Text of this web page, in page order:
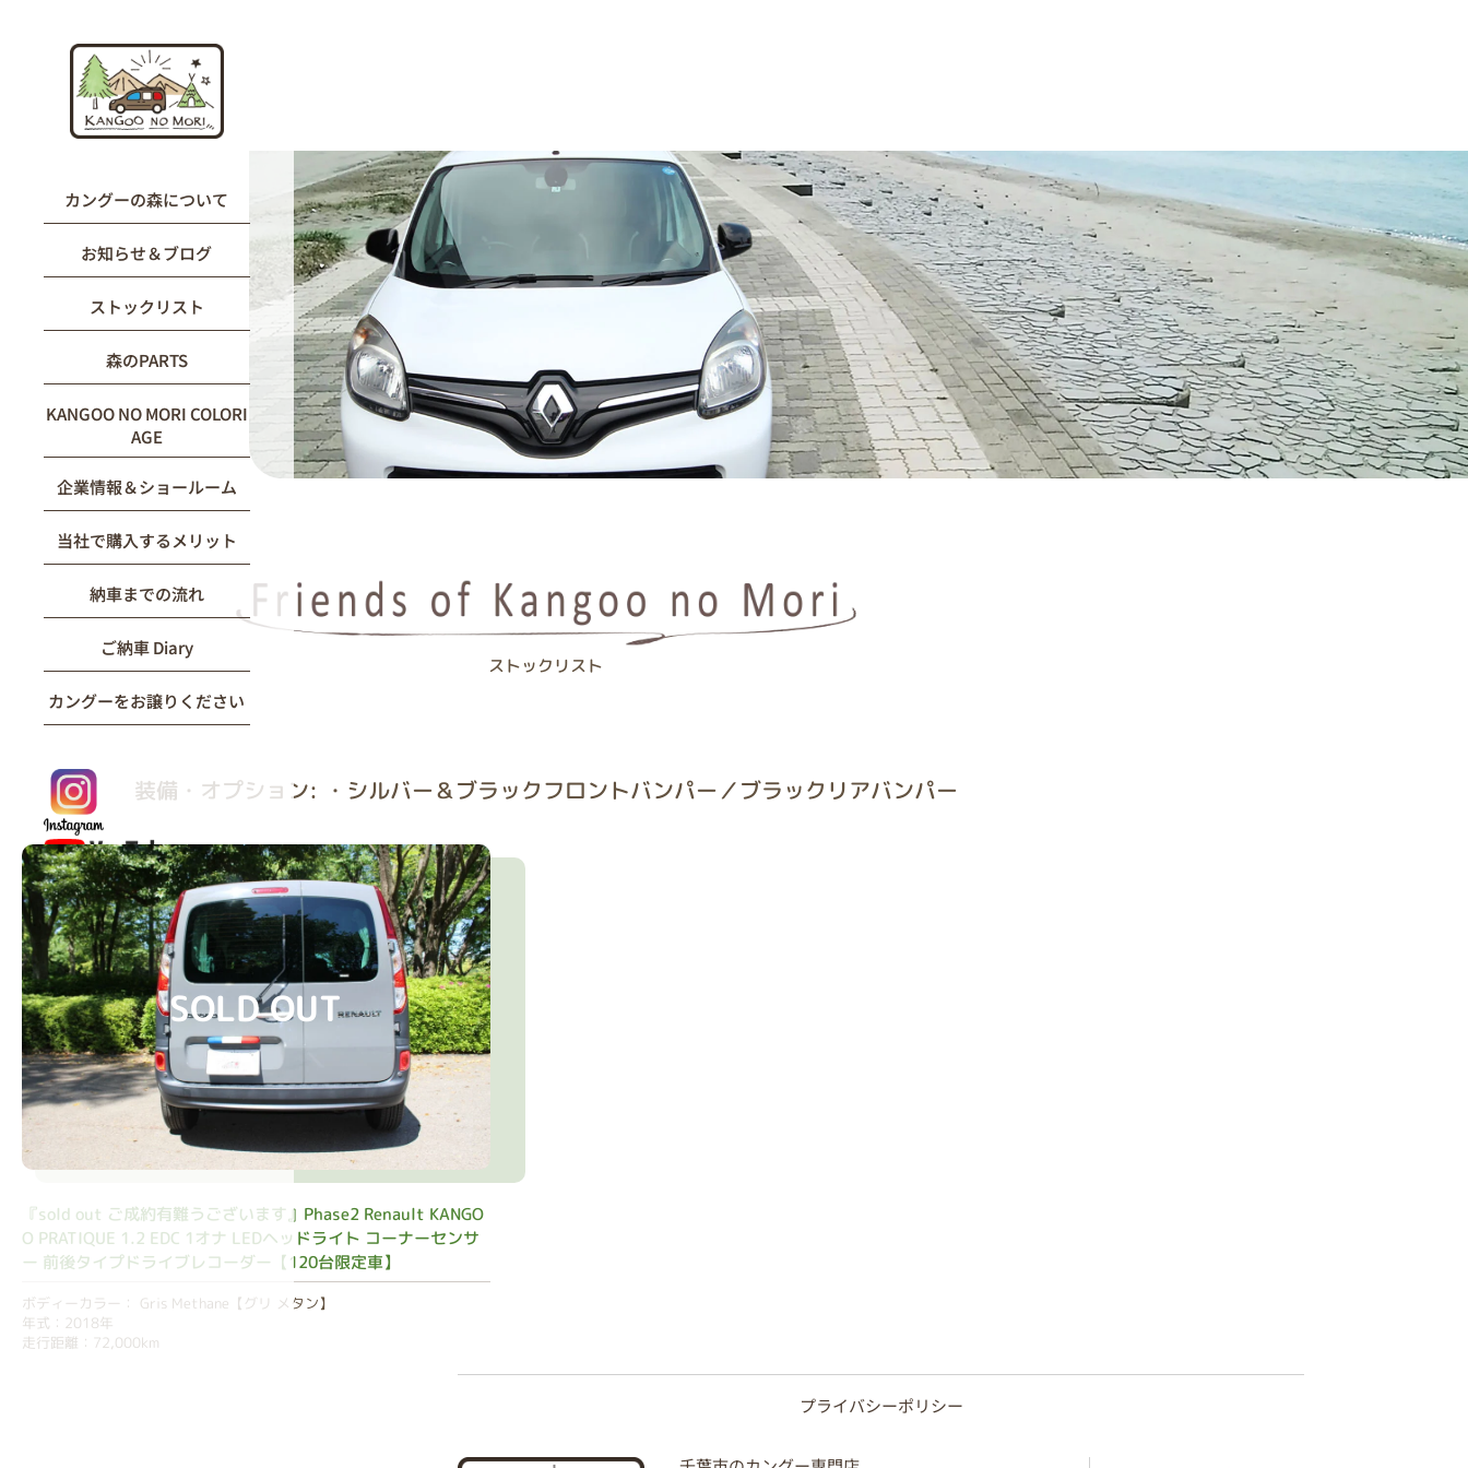
カングーの森について
お知らせ＆ブログ
ストックリスト
森のPARTS
KANGOO NO MORI COLORI
AGE
企業情報＆ショールーム
当社で購入するメリット
納車までの流れ
ご納車 Diary
カングーをお譲りください
ストックリスト
装備・オプション: ・シルバー＆ブラックフロントバンパー／ブラックリアバンパー
SOLD OUT
『sold out ご成約有難うございます』Phase2 Renault KANGO
O PRATIQUE 1.2 EDC 1オナ LEDヘッドライト コーナーセンサ
ー 前後タイプドライブレコーダー【120台限定車】
ボディーカラー： Gris Methane【グリ メタン】
年式：2018年
走行距離：72,000km
プライバシーポリシー